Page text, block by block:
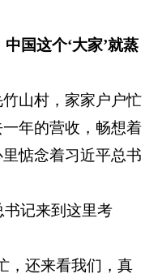
国这个‘大家’就蒸
山村，家家户户忙
年的营收，畅想着
惦念着习近平总书
书记来到这里考
，还来看我们，真